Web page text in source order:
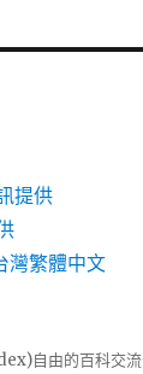
提供
繁體中文
自由的百科交